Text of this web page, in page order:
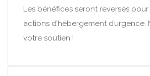
Les bénéfices seront reversés
actions d’hébergement d’urgence.
votre soutien !